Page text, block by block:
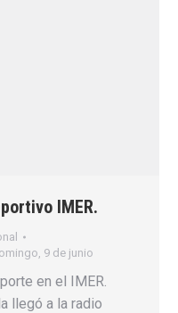
IMER.
9 de junio
en el IMER.
llegó a la radio